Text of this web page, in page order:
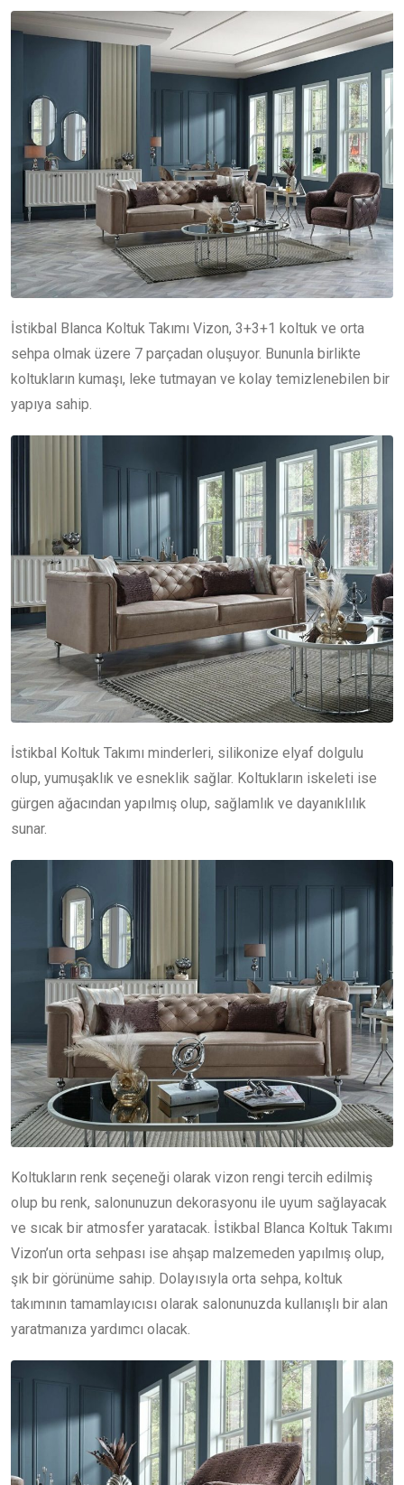
İstikbal Blanca Koltuk Takımı Vizon, 3+3+1 koltuk ve orta
sehpa olmak üzere 7 parçadan oluşuyor. Bununla birlikte
koltukların kumaşı, leke tutmayan ve kolay temizlenebilen bir
yapıya sahip.
İstikbal Koltuk Takımı minderleri, silikonize elyaf dolgulu
olup, yumuşaklık ve esneklik sağlar. Koltukların iskeleti ise
gürgen ağacından yapılmış olup, sağlamlık ve dayanıklılık
sunar.
Koltukların renk seçeneği olarak vizon rengi tercih edilmiş
olup bu renk, salonunuzun dekorasyonu ile uyum sağlayacak
ve sıcak bir atmosfer yaratacak. İstikbal Blanca Koltuk Takımı
Vizon’un orta sehpası ise ahşap malzemeden yapılmış olup,
şık bir görünüme sahip. Dolayısıyla orta sehpa, koltuk
takımının tamamlayıcısı olarak salonunuzda kullanışlı bir alan
yaratmanıza yardımcı olacak.